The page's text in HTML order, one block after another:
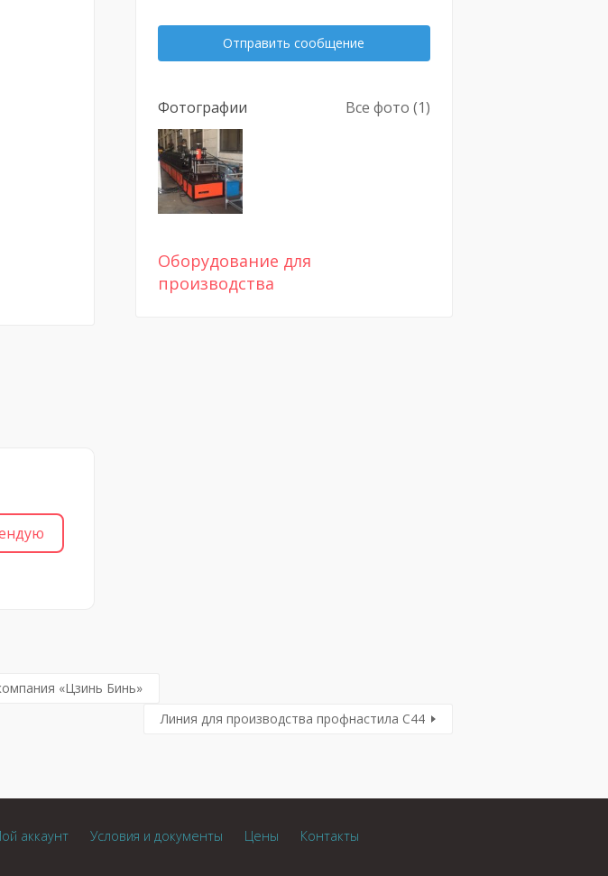
Отправить сообщение
Фотографии Все фото (1)
Оборудование для
производства
«Цзинь Бинь»
Линия для производства профнастила С44
аккаунт Условия и документы Цены Контакты